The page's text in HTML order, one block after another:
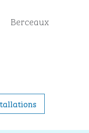
Berceaux